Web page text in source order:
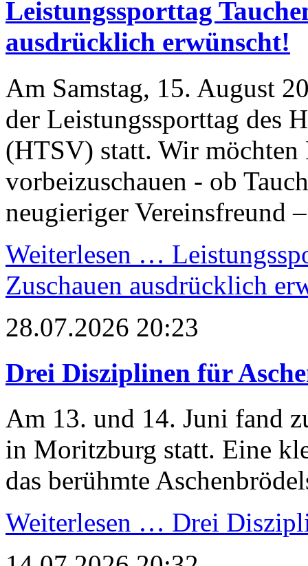
Leistungssporttag
ausdrücklich erwünscht!
Am Samstag, 15. August
der Leistungssporttag des
(HTSV) statt. Wir
vorbeizuschauen - ob
neugieriger Vereinsfreund
Weiterlesen …
Zuschauen ausdrücklich
28.07.2026 20:23
Drei Disziplinen für
Am 13. und 14. Juni fand
in Moritzburg statt. Eine
das berühmte
Weiterlesen … Drei